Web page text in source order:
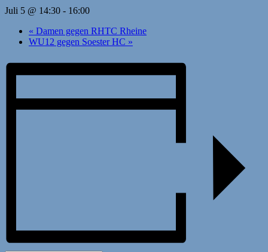
Juli 5 @ 14:30 - 16:00
« Damen gegen RHTC Rheine
WU12 gegen Soester HC »